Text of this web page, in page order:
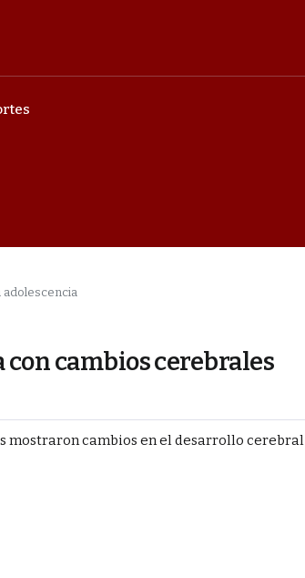
adolescencia
cambios cerebrales
mostraron cambios en el desarrollo cerebral